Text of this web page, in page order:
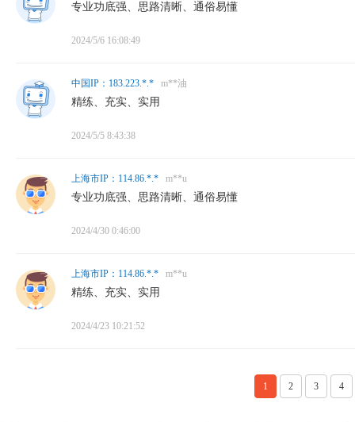
专业功底强、思路清晰、通俗易懂
2024/5/6 16:08:49
中国IP：183.223.*.* m**油
精练、充实、实用
2024/5/5 8:43:38
上海市IP：114.86.*.* m**u
专业功底强、思路清晰、通俗易懂
2024/4/30 0:46:00
上海市IP：114.86.*.* m**u
精练、充实、实用
2024/4/23 10:21:52
1 2 3 4